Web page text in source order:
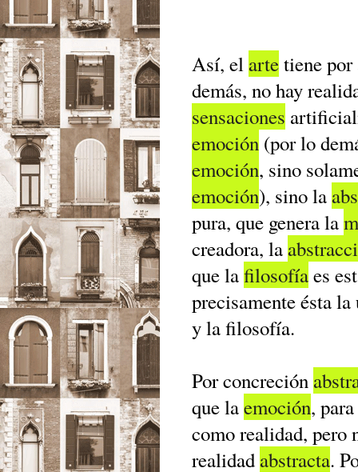
Así, el artetiene
demás, no hay
sensaciones
emoción (por lo
emoción, sino
emoción), sino la
pura, que genera la
creadora, la
que lafilosofíaes
precisamente ésta
y la filosofía.
Por concreción
que laemoción,
como realidad, pero
realidad abstracta.